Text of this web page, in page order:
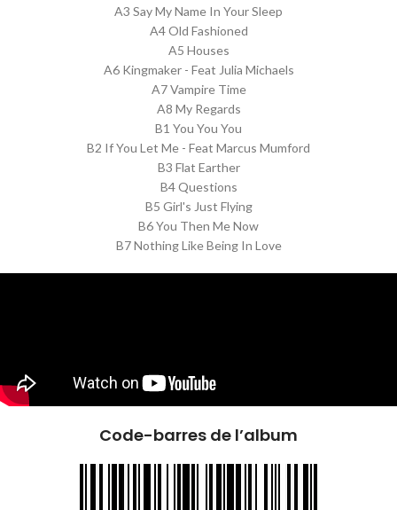
A3 Say My Name In Your Sleep
A4 Old Fashioned
A5 Houses
A6 Kingmaker - Feat Julia Michaels
A7 Vampire Time
A8 My Regards
B1 You You You
B2 If You Let Me - Feat Marcus Mumford
B3 Flat Earther
B4 Questions
B5 Girl's Just Flying
B6 You Then Me Now
B7 Nothing Like Being In Love
Code-barres de l’album